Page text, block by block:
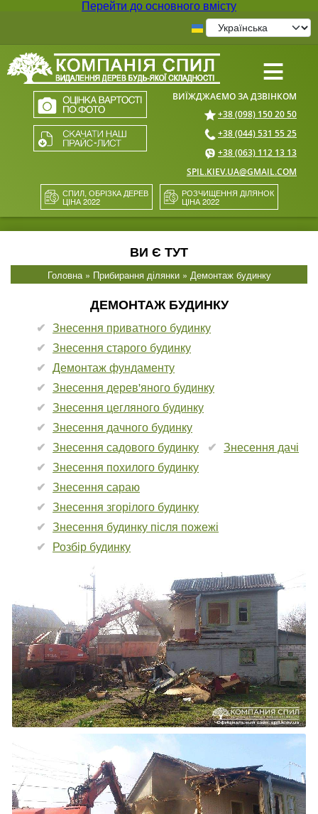
Перейти до основного вмісту
≡
+38 (098) 150 20 50
+38 (044) 531 55 25
+38 (063) 112 13 13
SPIL.KIEV.UA@GMAIL.COM
СПИЛ, ОБРІЗКА ДЕРЕВ
ЦІНА 2022
РОЗЧИЩЕННЯ ДІЛЯНОК
ЦІНА 2022
ВИ Є ТУТ
Головна» Прибирання ділянки» Демонтаж будинку
ДЕМОНТАЖ БУДИНКУ
Знесення приватного будинку
Знесення старого будинку
Демонтаж фундаменту
Знесення дерев'яного будинку
Знесення цегляного будинку
Знесення дачного будинку
Знесення садового будинку
Знесення дачі
Знесення похилого будинку
Знесення сараю
Знесення згорілого будинку
Знесення будинку після пожежі
Розбір будинку